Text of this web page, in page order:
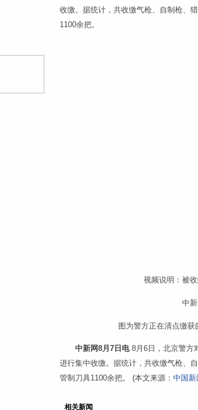
收缴。据统计，共收缴气枪、自制枪、
1100余把。
视频说明：被
中
图为警方正在清点缴
中新网8月7日电8月6日，北京警方
进行集中收缴。据统计，共收缴气枪、
管制刀具1100余把。 (本文来源： 中国新
相关新闻